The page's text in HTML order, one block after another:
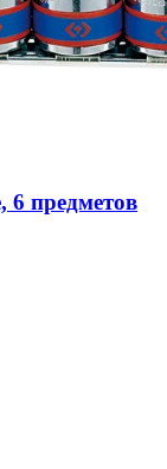
6 предметов